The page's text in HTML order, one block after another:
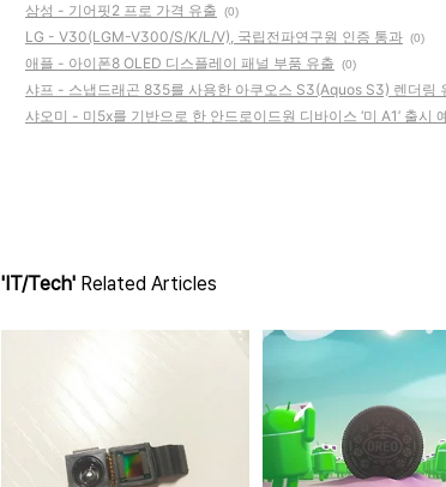
삼성 - 기어핏2 프로 가격 유출 (0)
LG - V30(LGM-V300/S/K/L/V), 국립전파연구원 인증 통과 (0)
애플 - 아이폰8 OLED 디스플레이 패널 부품 유출 (0)
샤프 - 스냅드래곤 835를 사용한 아쿠오스 S3(Aquos S3) 렌더링
샤오미 - 미5x를 기반으로 한 안드로이드원 디바이스 ‘미 A1’ 출시
'IT/Tech' Related Articles